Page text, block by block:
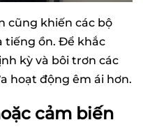
cũng khiến các bộ
tiếng ồn. Để khắc
kỳ và bôi trơn các
hoạt động êm ái hơn.
cảm biến